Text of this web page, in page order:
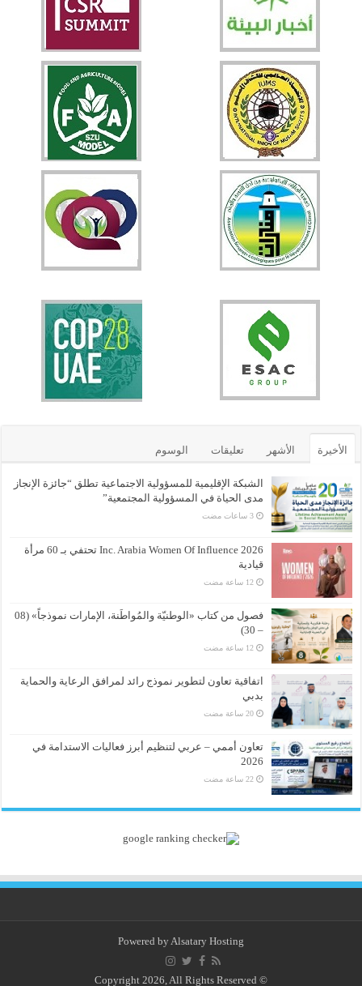
الأخيرة الأشهر تعليقات الوسوم
الشبكة الإقليمية للمسؤولية الاجتماعية تطلق “جائزة الإنجاز
مدى الحياة في المسؤولية المجتمعية”
Inc. Arabia Women Of Influence 2026 تحتفي بـ 60 مرأة
قيادية
فصول من كتاب «الوطنيّة والمُواطَنة، الإمارات نموذجاً» (08
– 30)
اتفاقية تعاون لتطوير نموذج رائد لمرافق الرعاية والحماية
بدبي
تعاون أممي – عربي لتنظيم أبرز فعاليات الاستدامة في
2026
Powered byAlsatary Hosting
© Copyright 2026, All Rights Reserved